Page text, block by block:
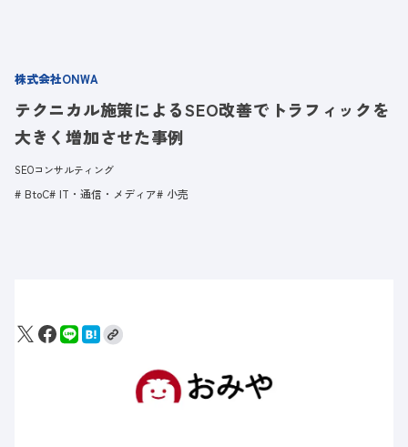
株式会社ONWA
テクニカル施策によるSEO改善でトラフィックを
大きく増加させた事例
SEOコンサルティング
BtoC IT・通信・メディア 小売